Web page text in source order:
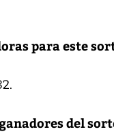
para este
del